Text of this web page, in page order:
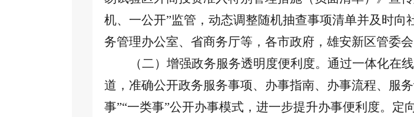
机、一公开”监管，动态调整随机抽查事项清单并及时
务管理办公室、省商务厅等，各市政府，雄安新区管委会
（二）增强政务服务透明度便利度。通过一体化在
道，准确公开政务服务事项、办事指南、办事流程、服
事”“一类事”公开办事模式，进一步提升办事便利度。